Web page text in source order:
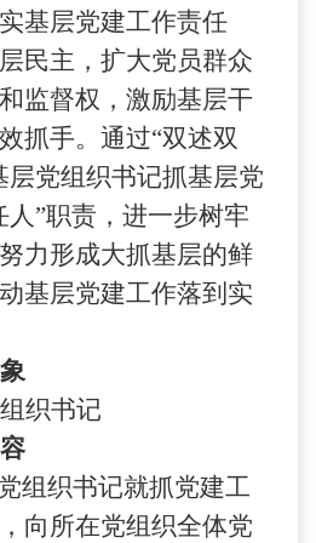
基层党建工作责任
民主，扩大党员群众
监督权，激励基层干
抓手。通过“双述双
层党组织书记抓基层党
人”职责，进一步树牢
力形成大抓基层的鲜
基层党建工作落到实
织书记
组织书记就抓党建工
向所在党组织全体党